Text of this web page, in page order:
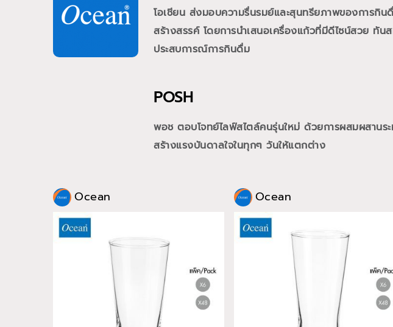
โอเชียน ส่งมอบความรื่นรมย์และสุนทรียภาพของการกิ
สร้างสรรค์ โดยการนำเสนอเครื่องแก้วที่มีดีไซน์สวย ทั
ประสบการณ์การกินดื่ม
POSH
พอช ตอบโจทย์ไลฟ์สไตล์คนรุ่นใหม่ ด้วยการผสมผสานร
สร้างแรงบันดาลใจในทุกๆ วันให้แตกต่าง
Ocean Ocean